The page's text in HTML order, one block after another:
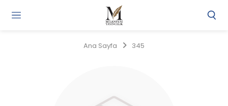
Ana Sayfa 345